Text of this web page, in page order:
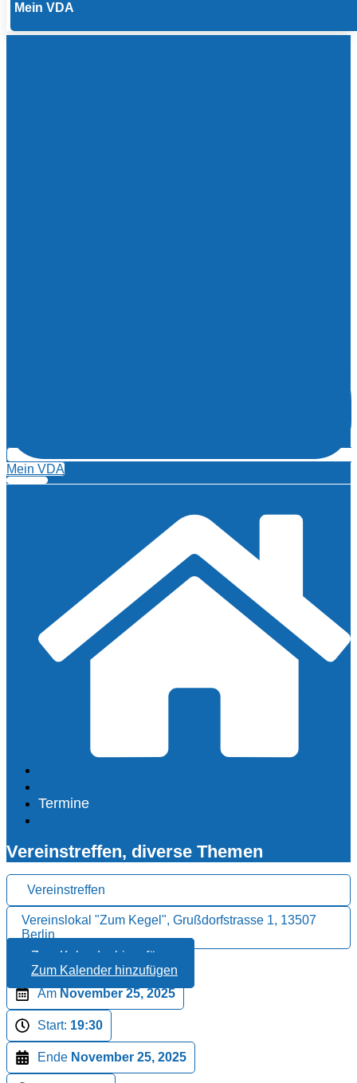
Mein VDA
Mein VDA
Termine
Vereinstreffen, diverse Themen
Vereinstreffen
Vereinslokal "Zum Kegel", Grußdorfstrasse 1, 13507
Berlin
Zum Kalender hinzufügen
Zum Kalender hinzufügen
Am November 25, 2025
Start: 19:30
Ende November 25, 2025